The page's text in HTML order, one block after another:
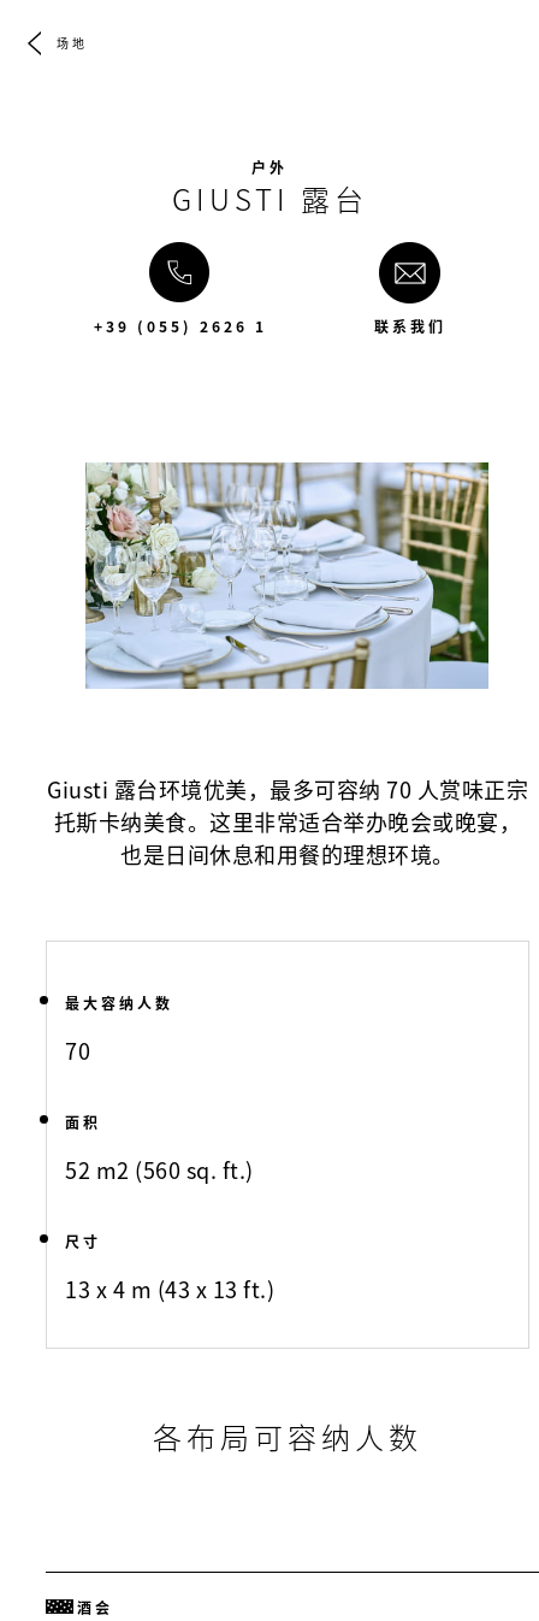
场地
户外
GIUSTI 露台
+39 (055) 2626 1 联系我们
Giusti 露台环境优美，最多可容纳 70 人赏味正宗
托斯卡纳美食。这里非常适合举办晚会或晚宴，
也是日间休息和用餐的理想环境。
最大容纳人数
70
面积
52 m2 (560 sq. ft.)
尺寸
13 x 4 m (43 x 13 ft.)
各布局可容纳人数
酒会